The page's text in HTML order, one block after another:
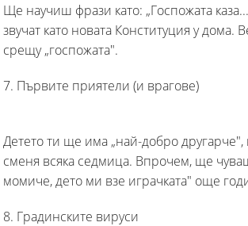
Ще научиш фрази като: „Госпожата
звучат като новата Конституция у дома.
срещу „госпожата".
7. Първите приятели (и врагове)
Детето ти ще има „най-добро другарче",
сменя всяка седмица. Впрочем, ще
момиче, дето ми взе играчката" още
8. Градинските вируси